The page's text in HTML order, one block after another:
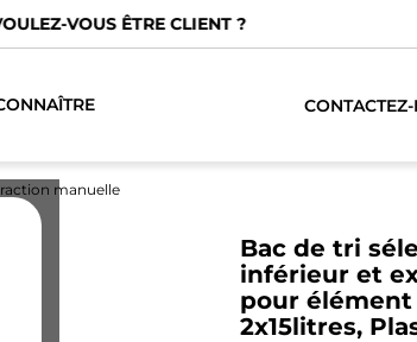
TROUVER LE PLUS PROCHE
manuelle
Bac de tri
inférieur et
pour élément
2x15litres,